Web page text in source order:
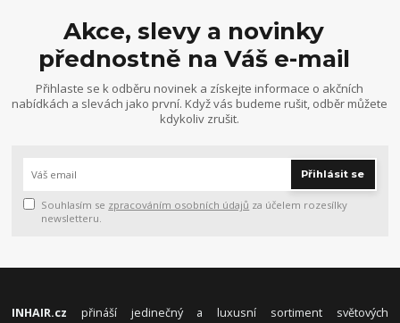
Akce, slevy a novinky
přednostně na Váš e-mail
Přihlaste se k odběru novinek a získejte informace o akčních
nabídkách a slevách jako první. Když vás budeme rušit, odběr můžete
kdykoliv zrušit.
Přihlásit se
Souhlasím se zpracováním osobních údajů za účelem rozesílky
newsletteru.
INHAIR.cz přináší jedinečný a luxusní sortiment světových